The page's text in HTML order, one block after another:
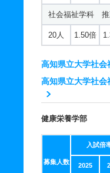
社会福祉学科 推
20人 1.50倍
高知県立大学社会
高知県立大学社会
健康栄養学部
募集人数
入試倍
2025